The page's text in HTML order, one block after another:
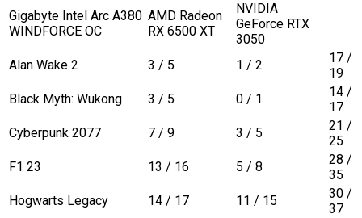
Gigabyte Intel Arc A380
WINDFORCE OC
AMD Radeon
RX 6500 XT
NVIDIA
GeForce RTX
3050
Alan Wake 2
3 / 5 1 / 2
17 /
19
Black Myth: Wukong
3 / 5 0 / 1
14 /
17
Cyberpunk 2077
7 / 9 3 / 5
21 /
25
F1 23
13 / 16 5 / 8
28 /
35
Hogwarts Legacy
14 / 17 11 / 15
30 /
37